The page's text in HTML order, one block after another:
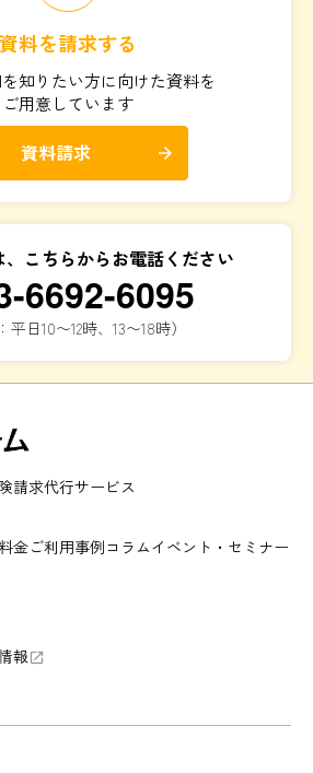
資料を請求する
知りたい方に向けた資料を
ご用意しています
資料請求 arrow_forward
、こちらからお電話ください
6692-6095
平日10〜12時、13〜18時）
請求代行サービス
料金ご利用事例コラムイベント・セミナー
報 launch